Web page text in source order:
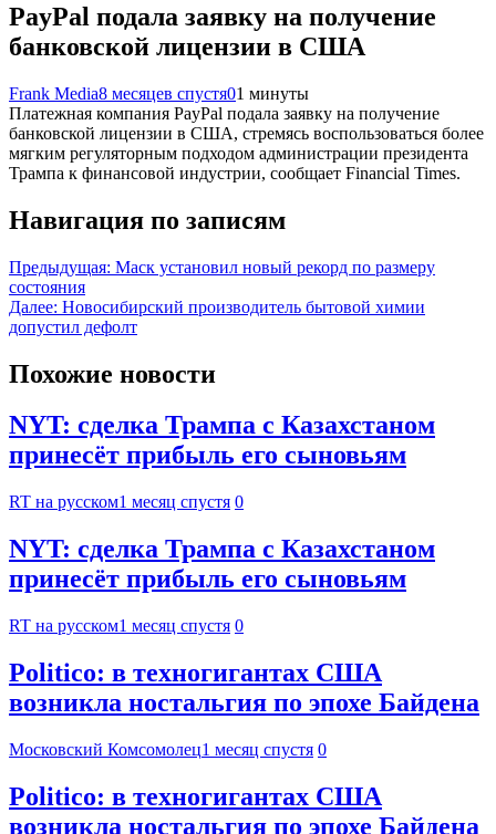
PayPal подала заявку на получение
банковской лицензии в США
Frank Media8 месяцев спустя01 минуты
Платежная компания PayPal подала заявку на получение
банковской лицензии в США, стремясь воспользоваться более
мягким регуляторным подходом администрации президента
Трампа к финансовой индустрии, сообщает Financial Times.
Навигация по записям
Предыдущая: Маск установил новый рекорд по размеру
состояния
Далее: Новосибирский производитель бытовой химии
допустил дефолт
Похожие новости
NYT: сделка Трампа с Казахстаном
принесёт прибыль его сыновьям
RT на русском1 месяц спустя 0
NYT: сделка Трампа с Казахстаном
принесёт прибыль его сыновьям
RT на русском1 месяц спустя 0
Politico: в техногигантах США
возникла ностальгия по эпохе Байдена
Московский Комсомолец1 месяц спустя 0
Politico: в техногигантах США
возникла ностальгия по эпохе Байдена